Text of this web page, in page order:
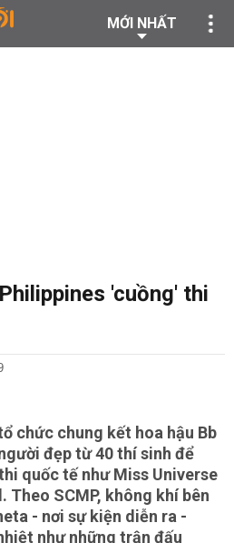
MỚI NHẤT
'cuồng' thi
chức chung kết hoa hậu Bb
đẹp từ 40 thí sinh để
quốc tế như Miss Universe
Theo SCMP, không khí bên
- nơi sự kiện diễn ra -
như những trận đấu